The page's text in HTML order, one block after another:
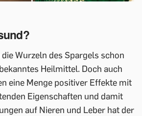
Wurzeln des Spargels schon
Heilmittel. Doch auch
eine Menge positiver Effekte mit
Eigenschaften und damit
auf Nieren und Leber hat der